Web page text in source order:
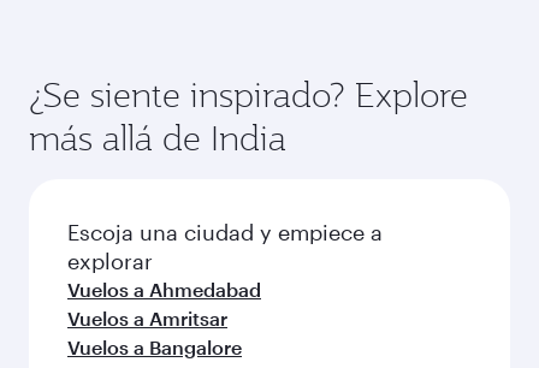
¿Puedo reservar vuelos directos a Calcuta?
página de inicio y encontrará los horarios y las
frecuencias.
Puede volar directamente a Calcuta con Qatar
Airways. Le conectamos con más de 150
destinos a través de Doha, con conexiones
ágiles y cómodas en el Aeropuerto
¿Qué clases de viaje hay disponibles en los
vuelos a Calcuta?